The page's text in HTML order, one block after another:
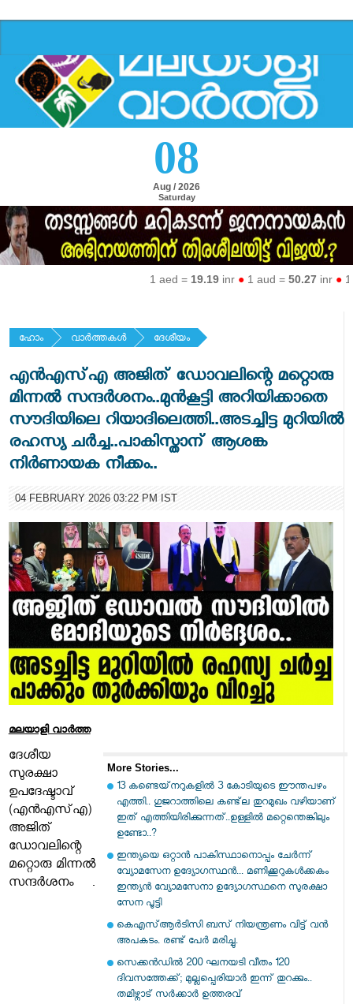
08
Aug / 2026
Saturday
1 aed =19.19inr●1 aud =50.27inr●1
ഹോം വാര്‍ത്തകള്‍ ദേശീയം
എന്‍എസ്എ അജിത് ഡോവലിന്റെ മറ്റൊരു
മിന്നൽ സന്ദർശനം..മുന്‍കൂട്ടി അറിയിക്കാതെ
സൗദിയിലെ റിയാദിലെത്തി..അടച്ചിട്ട മുറിയിൽ
രഹസ്യ ചർച്ച..പാകിസ്താന് ആശങ്ക
നിര്‍ണായക നീക്കം..
04 FEBRUARY 2026 03:22 PM IST
മലയാളി വാര്‍ത്ത
More Stories...
13 കണ്ടെയ്‌നറുകളിൽ 3 കോടിയുടെ ഈന്തപഴം
എത്തി.. ഗുജറാത്തിലെ കണ്ട്‌ല തുറമുഖം വഴിയാണ്
ഇത് എത്തിയിരിക്കുന്നത്..ഉള്ളിൽ മറ്റെന്തെങ്കിലും
ഉണ്ടോ..?
ഇന്ത്യയെ ഒറ്റാൻ പാകിസ്ഥാനൊപ്പം ചേർന്ന്
വ്യോമസേന ഉദ്യോ​ഗസ്ഥൻ... മണിക്കൂറുകൾക്കകം
ഇന്ത്യൻ വ്യോമസേനാ ഉദ്യോഗസ്ഥനെ സുരക്ഷാ
സേന പൂട്ടി
കെഎസ്ആര്‍ടിസി ബസ് നിയന്ത്രണം വിട്ട് വൻ
അപകടം. രണ്ട് പേർ മരിച്ചു.
സെക്കൻഡിൽ 200 ഘനയടി വീതം 120
ദിവസത്തേക്ക്; മുല്ലപ്പെരിയാർ ഇന്ന് തുറക്കും..
തമിഴ്നാട് സർക്കാർ ഉത്തരവ്
ദേശീയ
സുരക്ഷാ
ഉപദേഷ്ടാവ്
(എന്‍എസ്എ)
അജിത്
ഡോവലിന്റെ
മറ്റൊരു മിന്നൽ
സന്ദർശനം .